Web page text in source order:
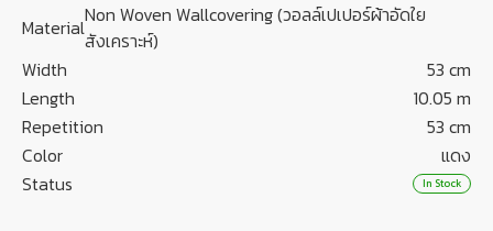
MaterialNon Woven Wallcovering (วอลล์เปเปอร์ผ้าอัดใย
สังเคราะห์)
Width
53 cm
Length
10.05 m
Repetition
53 cm
Color
แดง
Status
In Stock